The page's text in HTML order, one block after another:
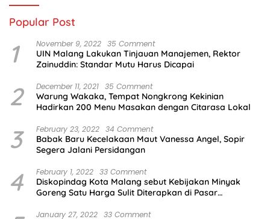
Popular Post
1 November 9, 2022 35 Comment
UIN Malang Lakukan Tinjauan Manajemen, Rektor
Zainuddin: Standar Mutu Harus Dicapai
2 December 11, 2021 35 Comment
Warung Wakaka, Tempat Nongkrong Kekinian
Hadirkan 200 Menu Masakan dengan Citarasa Lokal
3 February 23, 2022 34 Comment
Babak Baru Kecelakaan Maut Vanessa Angel, Sopir
Segera Jalani Persidangan
4 February 1, 2022 33 Comment
Diskopindag Kota Malang sebut Kebijakan Minyak
Goreng Satu Harga Sulit Diterapkan di Pasar
January 27, 2022 33 Comment